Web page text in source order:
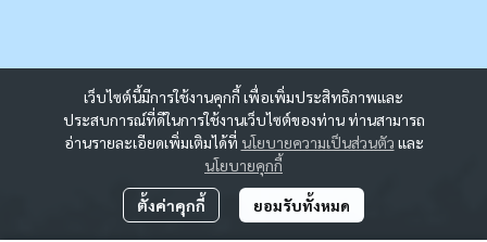
เว็บไซต์นี้มีการใช้งานคุกกี้ เพื่อเพิ่มประสิทธิภาพและ
ประสบการณ์ที่ดีในการใช้งานเว็บไซต์ของท่าน ท่านสามารถ
อ่านรายละเอียดเพิ่มเติมได้ที่ นโยบายความเป็นส่วนตัว และ
นโยบายคุกกี้
ตั้งค่าคุกกี้ ยอมรับทั้งหมด